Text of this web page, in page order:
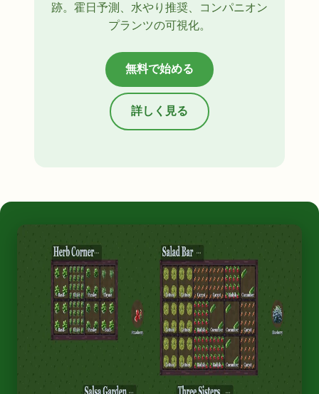
跡。霍日予測、水やり推奨、コンパニオン
プランツの可視化。
無料で始める
詳しく見る